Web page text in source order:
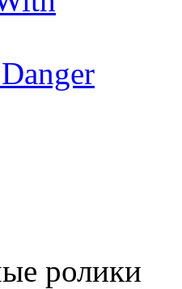
ролики